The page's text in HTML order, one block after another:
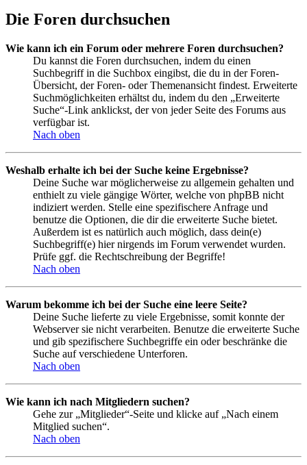
Die Foren durchsuchen
Wie kann ich ein Forum oder mehrere Foren durchsuchen?
Du kannst die Foren durchsuchen, indem du einen
Suchbegriff in die Suchbox eingibst, die du in der Foren-
Übersicht, der Foren- oder Themenansicht findest. Erweiterte
Suchmöglichkeiten erhältst du, indem du den „Erweiterte
Suche“-Link anklickst, der von jeder Seite des Forums aus
verfügbar ist.
Nach oben
Weshalb erhalte ich bei der Suche keine Ergebnisse?
Deine Suche war möglicherweise zu allgemein gehalten und
enthielt zu viele gängige Wörter, welche von phpBB nicht
indiziert werden. Stelle eine spezifischere Anfrage und
benutze die Optionen, die dir die erweiterte Suche bietet.
Außerdem ist es natürlich auch möglich, dass dein(e)
Suchbegriff(e) hier nirgends im Forum verwendet wurden.
Prüfe ggf. die Rechtschreibung der Begriffe!
Nach oben
Warum bekomme ich bei der Suche eine leere Seite?
Deine Suche lieferte zu viele Ergebnisse, somit konnte der
Webserver sie nicht verarbeiten. Benutze die erweiterte Suche
und gib spezifischere Suchbegriffe ein oder beschränke die
Suche auf verschiedene Unterforen.
Nach oben
Wie kann ich nach Mitgliedern suchen?
Gehe zur „Mitglieder“-Seite und klicke auf „Nach einem
Mitglied suchen“.
Nach oben